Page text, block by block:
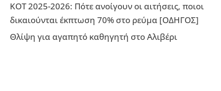
ΚΟΤ 2025-2026: Πότε ανοίγουν οι αιτήσεις, ποιοι
δικαιούνται έκπτωση 70% στο ρεύμα [ΟΔΗΓΟΣ]
Θλίψη για αγαπητό καθηγητή στο Αλιβέρι